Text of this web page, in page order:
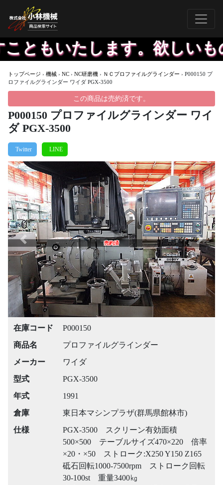
いたします。欲しいもの
トップページ › 機械 › NC › NC研磨機 › ＮＣプロファイルグラインダー › P000150 プ
ロファイルグラインダー ワイダ PGX-3500
この商品は売約済です。
P000150 プロファイルグラインダー ワイ
ダ PGX-3500
売約済
Previous Next
在庫コード
P000150
商品名
プロファイルグラインダー
メーカー
ワイダ
型式
PGX-3500
年式
1991
倉庫
東日本マシンプラザ(群馬県館林市)
仕様
PGX-3500 スクリーン有効面積
500×500 テーブルサイズ470×220 倍率
×20・×50 ストローク:X250 Y150 Z165
砥石回転1000-7500rpm ストローク回転
30-100st 重量3400㎏